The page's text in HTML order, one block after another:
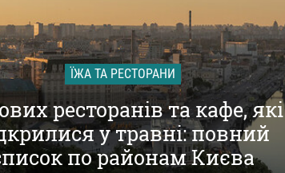
ЇЖА ТА РЕСТОРАНИ
ресторанів та кафе, які
у травні: повний
по районам Києва